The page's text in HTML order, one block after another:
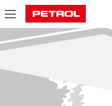
Prodajna
mesta